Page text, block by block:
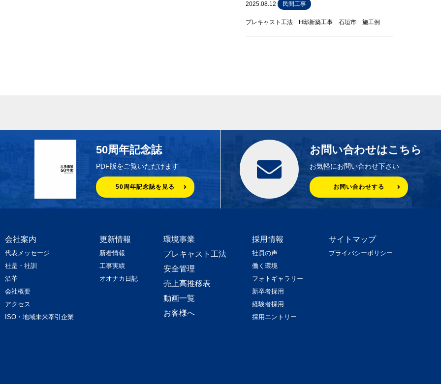
2025.08.12 民間工事
プレキャスト工法 H邸新築工事 石垣市 施工例
50周年記念誌
PDF版をご覧いただけます
50周年記念誌を見る
お問い合わせはこちら
お気軽にお問い合わせ下さい
お問い合わせする
会社案内
代表メッセージ
社是・社訓
沿革
会社概要
アクセス
ISO・地域未来牽引企業
更新情報
新着情報
工事実績
オオナカ日記
環境事業
プレキャスト工法
安全管理
売上高推移表
動画一覧
お客様へ
採用情報
社員の声
働く環境
フォトギャラリー
新卒者採用
経験者採用
採用エントリー
サイトマップ
プライバシーポリシー